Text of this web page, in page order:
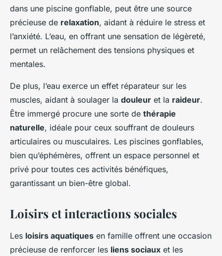
dans une piscine gonflable, peut être une source
précieuse de relaxation, aidant à réduire le stress et
l’anxiété. L’eau, en offrant une sensation de légèreté,
permet un relâchement des tensions physiques et
mentales.
De plus, l’eau exerce un effet réparateur sur les
muscles, aidant à soulager la douleur et la raideur.
Être immergé procure une sorte de thérapie
naturelle, idéale pour ceux souffrant de douleurs
articulaires ou musculaires. Les piscines gonflables,
bien qu’éphémères, offrent un espace personnel et
privé pour toutes ces activités bénéfiques,
garantissant un bien-être global.
Loisirs et interactions sociales
Les loisirs aquatiques en famille offrent une occasion
précieuse de renforcer les liens sociaux et les